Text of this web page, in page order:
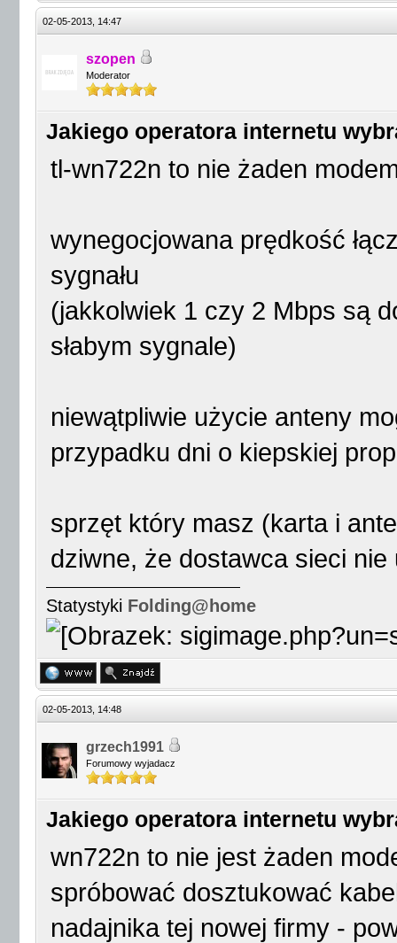
02-05-2013, 14:47
szopen
Moderator
Jakiego operatora internetu
tl-wn722n to nie żaden
wynegocjowana prędkość
sygnału
(jakkolwiek 1 czy 2 Mbps są
słabym sygnale)
niewątpliwie użycie anteny
przypadku dni o kiepskiej
sprzęt który masz (karta i
dziwne, że dostawca sieci
Statystyki Folding@home
02-05-2013, 14:48
grzech1991
Forumowy wyjadacz
Jakiego operatora internetu
wn722n to nie jest żaden
spróbować dosztukować
nadajnika tej nowej firmy -